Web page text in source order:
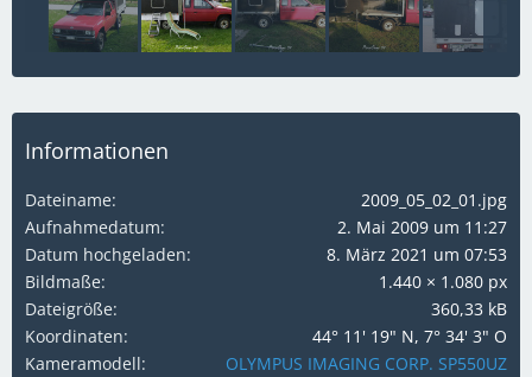
Informationen
Dateiname
2009_05_02_01.jpg
Aufnahmedatum
2. Mai 2009 um 11:27
Datum hochgeladen
8. März 2021 um 07:53
Bildmaße
1.440 × 1.080 px
Dateigröße
360,33 kB
Koordinaten
44° 11' 19" N, 7° 34' 3" O
Kameramodell
OLYMPUS IMAGING CORP. SP550UZ